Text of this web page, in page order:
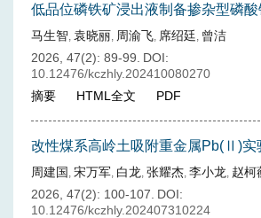
低品位磷铁矿浸出液制备掺杂型磷酸
马生智, 袁晓丽, 周渝飞, 席绍廷, 曾洁
2026, 47(2): 89-99. DOI:
10.12476/kczhly.202410080270
摘要
HTML全文 PDF
改性煤系高岭土吸附重金属Pb(Ⅱ)实
周建国 , 宋万军, 白龙, 张耀杰, 李小龙, 赵柯
2026, 47(2): 100-107. DOI:
10.12476/kczhly.202407310224